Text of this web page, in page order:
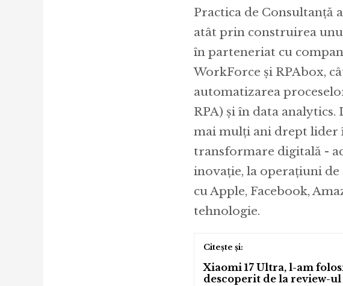
Practica de Consultanță
atât prin construirea
în parteneriat cu
WorkForce și RPAbox,
automatizarea
RPA) și în data
mai mulți ani drept lider
transformare digitală -
inovație, la operațiuni
cu Apple, Facebook,
tehnologie.
Xiaomi 17 Ultra, l-am
descoperit de la review-